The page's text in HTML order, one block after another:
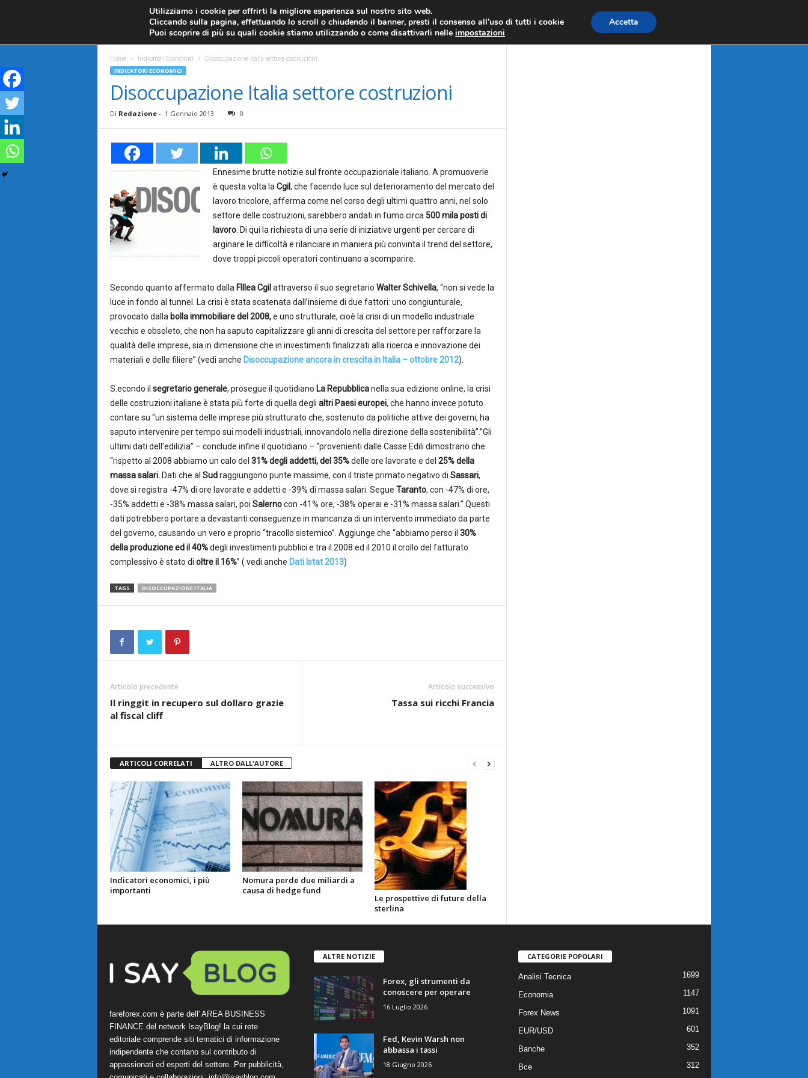
CANDELE GIAPPONESI ECONOMIA FOREX GRATIS FOREX NEWS FOREX SIGNALS FOREX TRADING
F
a
o
r
ANALISI TECNICA EURO/DOLLARO ECONOMIA FOREX NEWS
Home Indicatori Economici Disoccupazione Italia settore costruzioni
INDICATORI ECONOMICI
Disoccupazione Italia settore costruzioni
Di Redazione- 1 Gennaio 2013 0
Ennesime brutte notizie sul fronte occupazionale italiano. A promuoverle
è questa volta la Cgil, che facendo luce sul deterioramento del mercato del
lavoro tricolore, afferma come nel corso degli ultimi quattro anni, nel solo
settore delle costruzioni, sarebbero andati in fumo circa 500 mila posti di
lavoro. Di qui la richiesta di una serie di iniziative urgenti per cercare di
arginare le difficoltà e rilanciare in maniera più convinta il trend del settore,
dove troppi piccoli operatori continuano a scomparire.
Secondo quanto affermato dalla FIllea Cgil attraverso il suo segretario Walter Schivella, “non si vede la
luce in fondo al tunnel. La crisi è stata scatenata dall’insieme di due fattori: uno congiunturale,
provocato dalla bolla immobiliare del 2008,e uno strutturale, cioè la crisi di un modello industriale
vecchio e obsoleto, che non ha saputo capitalizzare gli anni di crescita del settore per rafforzare la
qualità delle imprese, sia in dimensione che in investimenti finalizzati alla ricerca e innovazione dei
materiali e delle filiere” (vedi anche Disoccupazione ancora in crescita in Italia – ottobre 2012).
S.econdo il segretario generale, prosegue il quotidiano La Repubblicanella sua edizione online, la crisi
delle costruzioni italiane è stata più forte di quella degli altri Paesi europei, che hanno invece potuto
contare su “un sistema delle imprese più strutturato che, sostenuto da politiche attive dei governi, ha
saputo intervenire per tempo sui modelli industriali, innovandolo nella direzione della sostenibilità”.”Gli
ultimi dati dell’edilizia” – conclude infine il quotidiano – “provenienti dalle Casse Edili dimostrano che
“rispetto al 2008 abbiamo un calo del 31% degli addetti, del 35%delle ore lavorate e del 25% della
massa salari.Dati che al Sudraggiungono punte massime, con il triste primato negativo di Sassari,
dove si registra -47% di ore lavorate e addetti e -39% di massa salari. Segue Taranto, con -47% di ore,
-35% addetti e -38% massa salari, poi Salernocon -41% ore, -38% operai e -31% massa salari.” Questi
dati potrebbero portare a devastanti conseguenze in mancanza di un intervento immediato da parte
del governo, causando un vero e proprio “tracollo sistemico”. Aggiunge che “abbiamo perso il 30%
della produzione ed il 40%degli investimenti pubblici e tra il 2008 ed il 2010 il crollo del fatturato
complessivo è stato di oltre il 16%” ( vedi anche Dati Istat 2013)
TAGS DISOCCUPAZIONE ITALIA
Articolo precedente
Il ringgit in recupero sul dollaro grazie
al fiscal cliff
Articolo successivo
Tassa sui ricchi Francia
ARTICOLI CORRELATI ALTRO DALL'AUTORE
Indicatori economici, i più
importanti
Nomura perde due miliardi a
causa di hedge fund
Le prospettive di future della
sterlina
fareforex.com è parte dell' AREA BUSINESS
FINANCE del network IsayBlog! la cui rete
editoriale comprende siti tematici di informazione
indipendente che contano sul contributo di
appassionati ed esperti del settore. Per pubblicità,
ALTRE NOTIZIE
Forex, gli strumenti da
conoscere per operare
16 Luglio 2026
Fed, Kevin Warsh non
abbassa i tassi
18 Giugno 2026
CATEGORIE POPOLARI
Analisi Tecnica 1699
Economia 1147
Forex News 1091
EUR/USD 601
Banche 352
Bce 312
Utilizziamo i cookie per offrirti la migliore esperienza sul nostro sito web.
Cliccando sulla pagina, effettuando lo scroll o chiudendo il banner, presti il consenso all’uso di tutti i cookie
Puoi scoprire di più su quali cookie stiamo utilizzando o come disattivarli nelleimpostazioni
Accetta